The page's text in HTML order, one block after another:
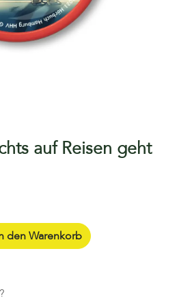
auf Reisen geht
den Warenkorb